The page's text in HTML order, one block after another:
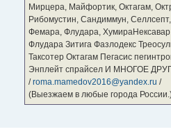
Мирцера, Майфортик, Октагам,
Рибомустин, Сандиммун, Селлсепт,
Фемара, Флудара,
Флудара Зитига Фазлодекс
Таксотер Октагам Пегасис
Энплейт спрайсел И МНОГОЕ
/roma.mamedov2016@yandex.ru /
(Выезжаем в любые города